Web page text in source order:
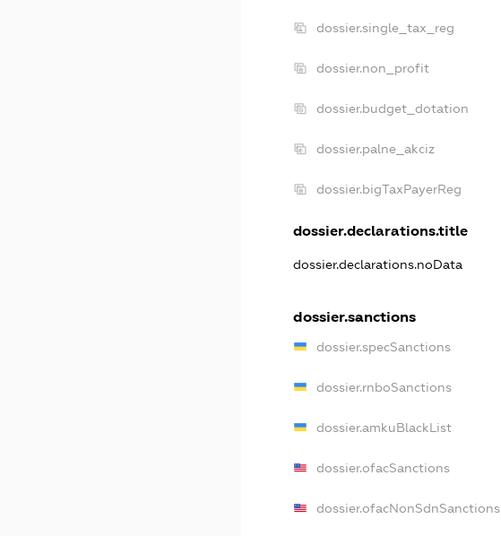
dossier.single_tax_reg
dossier.non_profit
dossier.budget_dotation
dossier.palne_akciz
dossier.bigTaxPayerReg
dossier.declarations.title
dossier.declarations.noData
dossier.sanctions
dossier.specSanctions
dossier.rnboSanctions
dossier.amkuBlackList
dossier.ofacSanctions
dossier.ofacNonSdnSanctions